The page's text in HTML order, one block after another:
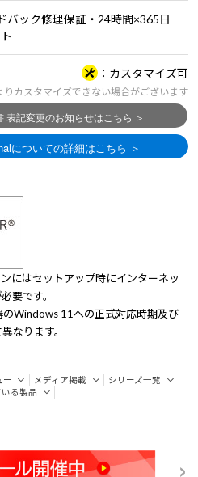
バック修理保証・24時間×365日
カスタマイズ可
カスタマイズできない場合がございます
にはセットアップ時にインターネッ
要です。
Windows 11への正式対応時期及び
なります。
ー メディア掲載
シリーズ一覧
る製品